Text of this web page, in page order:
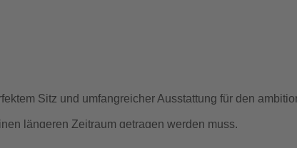
Sitz und umfangreicher Ausstattung für den
längeren Zeitraum getragen werden muss.